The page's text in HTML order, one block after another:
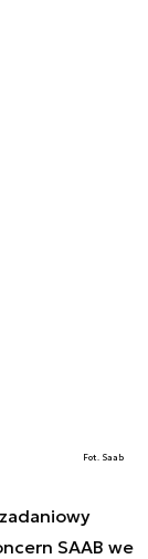
Fot. Saab
SAAB we